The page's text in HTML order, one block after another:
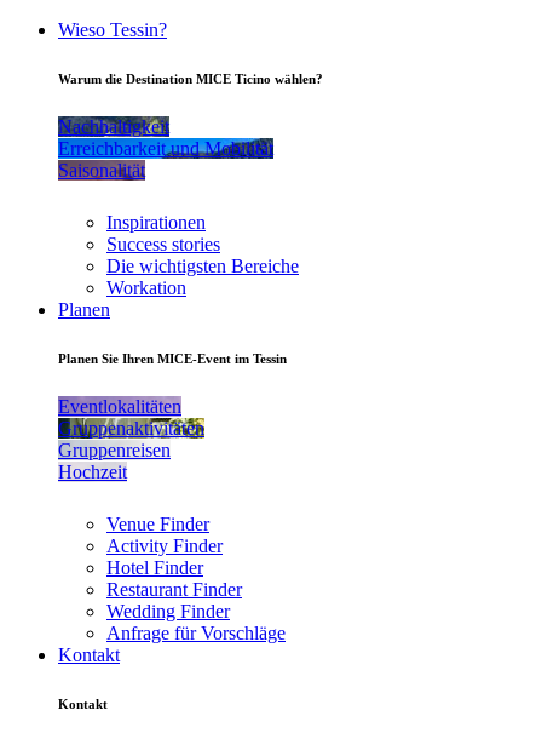
Wieso Tessin?
Warum die Destination MICE Ticino wählen?
Nachhaltigkeit
Erreichbarkeit und Mobilität
Saisonalität
Inspirationen
Success stories
Die wichtigsten Bereiche
Workation
Planen
Planen Sie Ihren MICE-Event im Tessin
Eventlokalitäten
Gruppenaktivitäten
Gruppenreisen
Hochzeit
Venue Finder
Activity Finder
Hotel Finder
Restaurant Finder
Wedding Finder
Anfrage für Vorschläge
Kontakt
Kontakt